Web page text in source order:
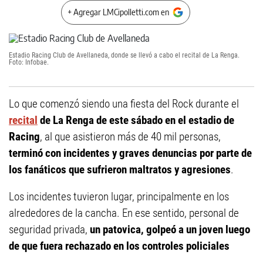
+ Agregar LMCipolletti.com en
Estadio Racing Club de Avellaneda, donde se llevó a cabo el recital de La Renga.
Foto: Infobae.
Lo que comenzó siendo una fiesta del Rock durante el
recital de La Rengade este sábado en el estadio de
Racing, al que asistieron más de 40 mil personas,
terminó con incidentes y graves denuncias por parte de
los fanáticos que sufrieron maltratos y agresiones.
Los incidentes tuvieron lugar, principalmente en los
alrededores de la cancha. En ese sentido, personal de
seguridad privada, un patovica, golpeó a un joven luego
de que fuera rechazado en los controles policiales